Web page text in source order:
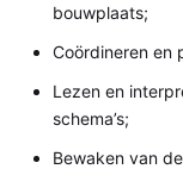
bouwplaats;
Coördineren en
Lezen en
schema’s;
Bewaken van